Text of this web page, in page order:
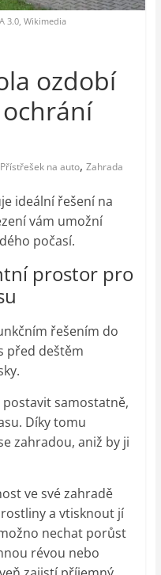
3.0, Wikimedia
ozdobí
Přístřešek na auto, Zahrada
ideální řešení na
vám umožní
počasí.
prostor pro
řešením do
před deštěm
samostatně,
Díky tomu
zahradou, aniž by ji
ve své zahradě
a vtisknout jí
nechat porůst
révou nebo